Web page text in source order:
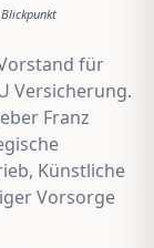
für
Versicherung.
Franz
Künstliche
Vorsorge